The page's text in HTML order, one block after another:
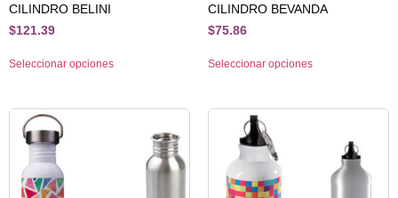
CILINDRO BELINI
$121.39
Seleccionar opciones
CILINDRO BEVANDA
$75.86
Seleccionar opciones